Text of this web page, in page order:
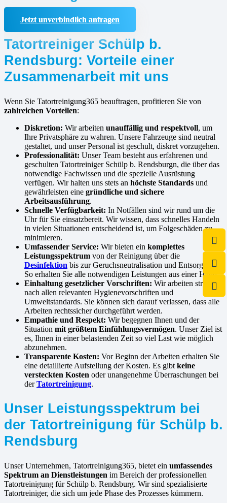
Jetzt unverbindlich anfragen
Tatortreiniger Schülp b.
Rendsburg: Vorteile einer
Zusammenarbeit mit uns
Wenn Sie Tatortreinigung365 beauftragen, profitieren Sie von
zahlreichen Vorteilen:
Diskretion: Wir arbeiten unauffällig und respektvoll, um
Ihre Privatsphäre zu wahren. Unsere Fahrzeuge sind neutral
gestaltet, und unser Personal ist geschult, diskret vorzugehen.
Professionalität: Unser Team besteht aus erfahrenen und
geschulten Tatortreiniger Schülp b. Rendsburgn, die über das
notwendige Fachwissen und die spezielle Ausrüstung
verfügen. Wir halten uns stets an höchste Standards und
gewährleisten eine gründliche und sichere
Arbeitsausführung.
Schnelle Verfügbarkeit: In Notfällen sind wir rund um die
Uhr für Sie einsatzbereit. Wir wissen, dass schnelles Handeln
in vielen Situationen entscheidend ist, um Folgeschäden zu
minimieren.
Umfassender Service: Wir bieten ein komplettes
Leistungsspektrum von der Reinigung über die
Desinfektion bis zur Geruchsneutralisation und Entsorgung.
So erhalten Sie alle notwendigen Leistungen aus einer Hand.
Einhaltung gesetzlicher Vorschriften: Wir arbeiten streng
nach allen relevanten Hygienevorschriften und
Umweltstandards. Sie können sich darauf verlassen, dass alle
Arbeiten rechtssicher durchgeführt werden.
Empathie und Respekt: Wir begegnen Ihnen und der
Situation mit größtem Einfühlungsvermögen. Unser Ziel ist
es, Ihnen in einer belastenden Zeit so viel Last wie möglich
abzunehmen.
Transparente Kosten: Vor Beginn der Arbeiten erhalten Sie
eine detaillierte Aufstellung der Kosten. Es gibt keine
versteckten Kosten oder unangenehme Überraschungen bei
derTatortreinigung.
Unser Leistungsspektrum bei
der Tatortreinigung für Schülp b.
Rendsburg
Unser Unternehmen, Tatortreinigung365, bietet ein umfassendes
Spektrum an Dienstleistungen im Bereich der professionellen
Tatortreinigung für Schülp b. Rendsburg. Wir sind spezialisierte
Tatortreiniger, die sich um jede Phase des Prozesses kümmern.